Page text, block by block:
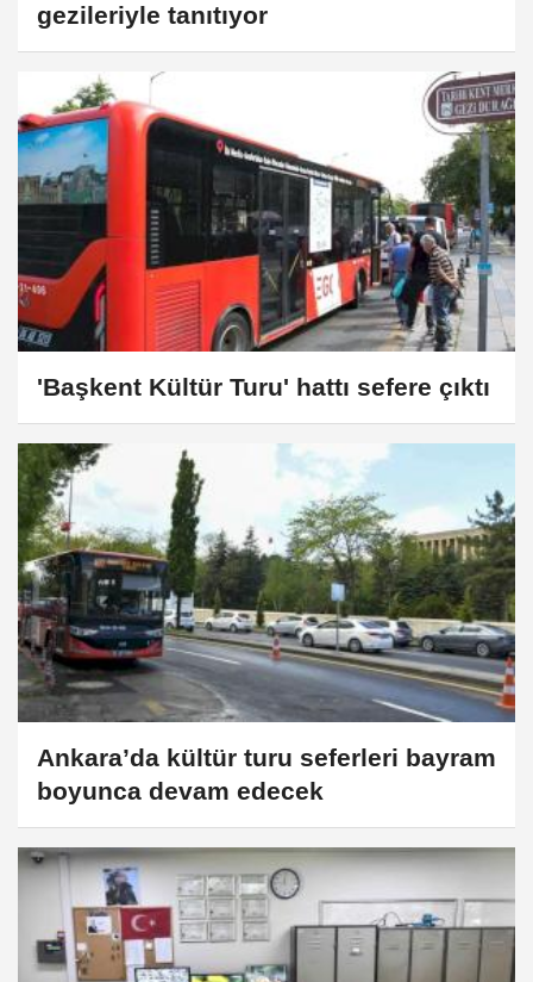
gezileriyle tanıtıyor
'Başkent Kültür Turu' hattı sefere çıktı
Ankara’da kültür turu seferleri bayram
boyunca devam edecek